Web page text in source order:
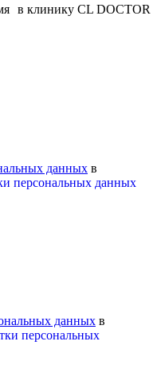
в клинику CL DOCTOR
данных в
персональных данных
данных в
персональных